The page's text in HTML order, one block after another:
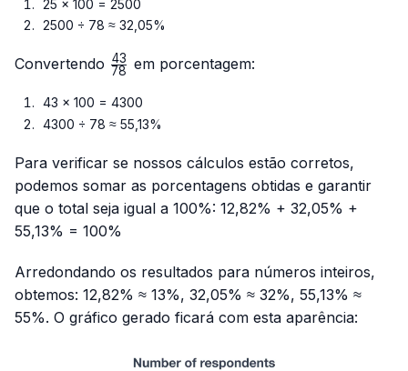
25 × 100 = 2500
2500 ÷ 78 ≈ 32,05%
Convertendo \frac{43}
78
43 em porcentagem:
43 × 100 = 4300
4300 ÷ 78 ≈ 55,13%
Para verificar se nossos cálculos estão corretos,
podemos somar as porcentagens obtidas e garantir
que o total seja igual a 100%: 12,82% + 32,05% +
55,13% = 100%
Arredondando os resultados para números inteiros,
obtemos: 12,82% ≈ 13%, 32,05% ≈ 32%, 55,13% ≈
55%. O gráfico gerado ficará com esta aparência: